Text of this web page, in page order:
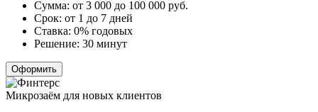
Сумма: от 3 000 до 100 000 руб.
Срок: от 1 до 7 дней
Ставка: 0% годовых
Решение: 30 минут
Оформить
Микрозаём для новых клиентов